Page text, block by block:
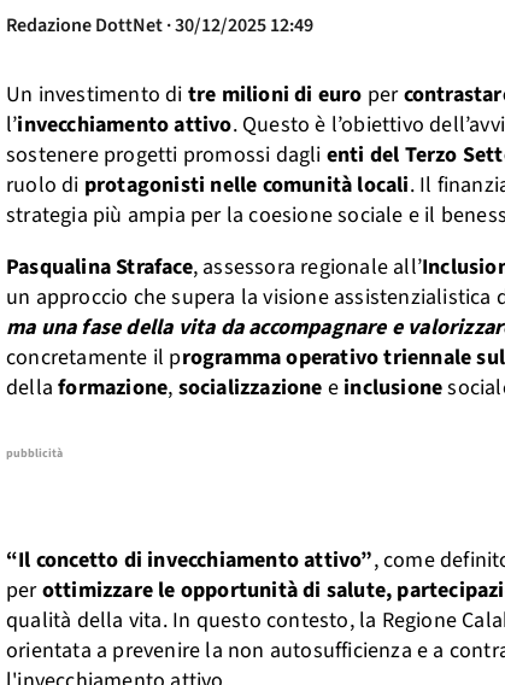
Redazione DottNet · 30/12/2025 12:49
Un investimento di tre milioni di euro per
l’invecchiamento attivo. Questo è l’obiettivo
sostenere progetti promossi dagli enti del Terzo
ruolo di protagonisti nelle comunità locali. Il
strategia più ampia per la coesione sociale e il
Pasqualina Straface, assessora regionale all’
un approccio che supera la visione assistenzialistica
ma una fase della vita da accompagnare e
concretamente il programma operativo triennale
dellaformazione, socializzazione e inclusione
pubblicità
“Il concetto di invecchiamento attivo”, come
perottimizzare le opportunità di salute,
qualità della vita. In questo contesto, la Regione
orientata a prevenire la non autosufficienza e a